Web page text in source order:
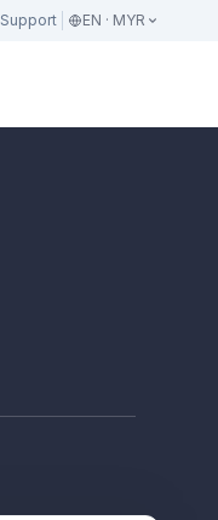
Support EN · MYR